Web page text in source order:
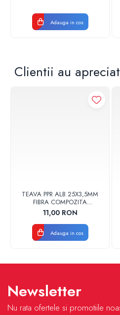
Adauga in cos
Clientii au
TEAVA PPR ALB 25X3,5MM
FIBRA COMPOZITA
10033025004
VALDUOTHERM VALROM
11,00 RON
Adauga in cos
Newsletter
Nu rata ofertele si promotiile